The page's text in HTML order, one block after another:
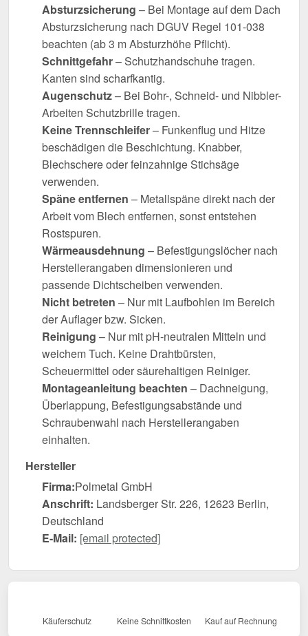
Absturzsicherung – Bei Montage auf dem Dach
Absturzsicherung nach DGUV Regel 101-038
beachten (ab 3 m Absturzhöhe Pflicht).
Schnittgefahr– Schutzhandschuhe tragen.
Kanten sind scharfkantig.
Augenschutz– Bei Bohr-, Schneid- und Nibbler-
Arbeiten Schutzbrille tragen.
Keine Trennschleifer– Funkenflug und Hitze
beschädigen die Beschichtung. Knabber,
Blechschere oder feinzahnige Stichsäge
verwenden.
Späne entfernen – Metallspäne direkt nach der
Arbeit vom Blech entfernen, sonst entstehen
Rostspuren.
Wärmeausdehnung – Befestigungslöcher nach
Herstellerangaben dimensionieren und
passende Dichtscheiben verwenden.
Nicht betreten – Nur mit Laufbohlen im Bereich
der Auflager bzw. Sicken.
Reinigung – Nur mit pH-neutralen Mitteln und
weichem Tuch. Keine Drahtbürsten,
Scheuermittel oder säurehaltigen Reiniger.
Montageanleitung beachten – Dachneigung,
Überlappung, Befestigungsabstände und
Schraubenwahl nach Herstellerangaben
einhalten.
Hersteller
Firma:Polmetal GmbH
Anschrift: Landsberger Str. 226, 12623 Berlin,
Deutschland
E-Mail: [email protected]
Käuferschutz Keine Schnittkosten Kauf auf Rechnung